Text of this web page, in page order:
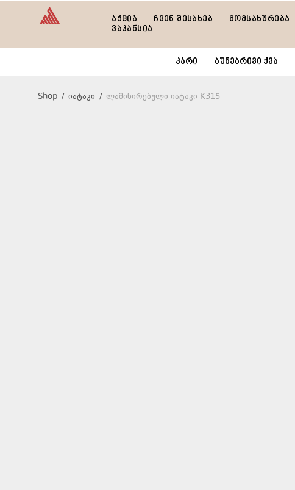
აქცია ჩვენ შესახებ მომსახურება
ვაკანსია
კარი ბუნებრივი ქვა
Shop / იატაკი / ლამინირებული იატაკი K315